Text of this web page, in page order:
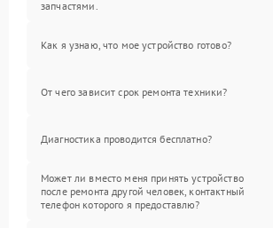
запчастями.
Как я узнаю, что мое устройство готово?
От чего зависит срок ремонта техники?
Диагностика проводится бесплатно?
Может ли вместо меня принять устройство
после ремонта другой человек, контактный
телефон которого я предоставлю?